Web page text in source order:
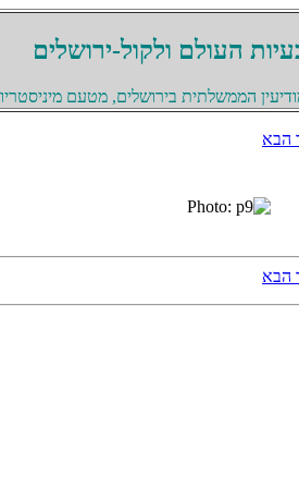
העולם ולקול-ירושלים
הממשלתית בירושלים, מטעם
הבא
הבא